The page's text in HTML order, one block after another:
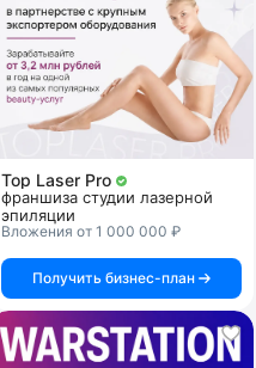
Top Laser Pro
франшиза студии лазерной
эпиляции
Вложения от 1 000 000 ₽
Получить бизнес-план